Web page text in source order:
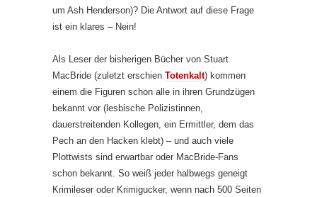
um Ash Henderson)? Die Antwort auf diese Frage
ist ein klares – Nein!
Als Leser der bisherigen Bücher von Stuart
MacBride (zuletzt erschien Totenkalt) kommen
einem die Figuren schon alle in ihren Grundzügen
bekannt vor (lesbische Polizistinnen,
dauerstreitenden Kollegen, ein Ermittler, dem das
Pech an den Hacken klebt) – und auch viele
Plottwists sind erwartbar oder MacBride-Fans
schon bekannt. So weiß jeder halbwegs geneigt
Krimileser oder Krimigucker, wenn nach 500 Seiten